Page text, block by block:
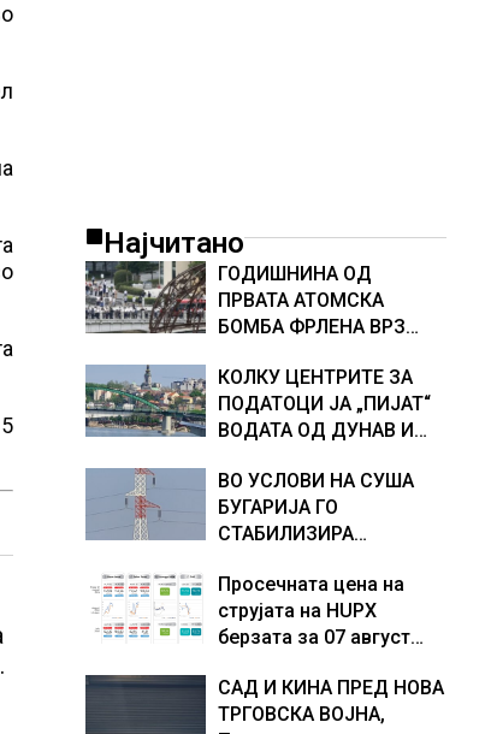
Најчитано
ГОДИШНИНА ОД
ПРВАТА АТОМСКА
БОМБА ФРЛЕНА ВРЗ
ШТО НАПРАВИВМЕ“,
како дел од екипажот
во авионот „Енола Геј“ и
бомбардирањето го
доживуваа овој настан
што го промени текот
КОЛКУ ЦЕНТРИТЕ ЗА
ПОДАТОЦИ ЈА „ПИЈАТ“
ВОДАТА ОД ДУНАВ И
Германија е лидер во
Европа по бројот на
изградени центри за
ВО УСЛОВИ НА СУША
БУГАРИЈА ГО
СТАБИЛИЗИРА
ЕНЕРГЕТСКИ СИСТЕМ,
како Бугарија стана
балкански шампион во
од батерии
Просечната цена на
струјата на HUPX
берзата за 07 август
евра за мегават час, на
МЕМО 153,56 евра за
САД И КИНА ПРЕД НОВА
ТРГОВСКА ВОЈНА,